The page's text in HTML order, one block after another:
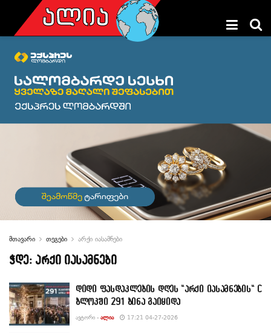
მთავარი თეგები არქი იასამნები
ჭდე: არქი იასამნები
დიდი ფასდაკლების დღეს “არქი იასამნების“ C
ბლოკში 291 ბინა გაიყიდა
ᲐᲕᲢᲝᲠᲘ - ᲐᲚᲘᲐ 17:21 04-27-2026